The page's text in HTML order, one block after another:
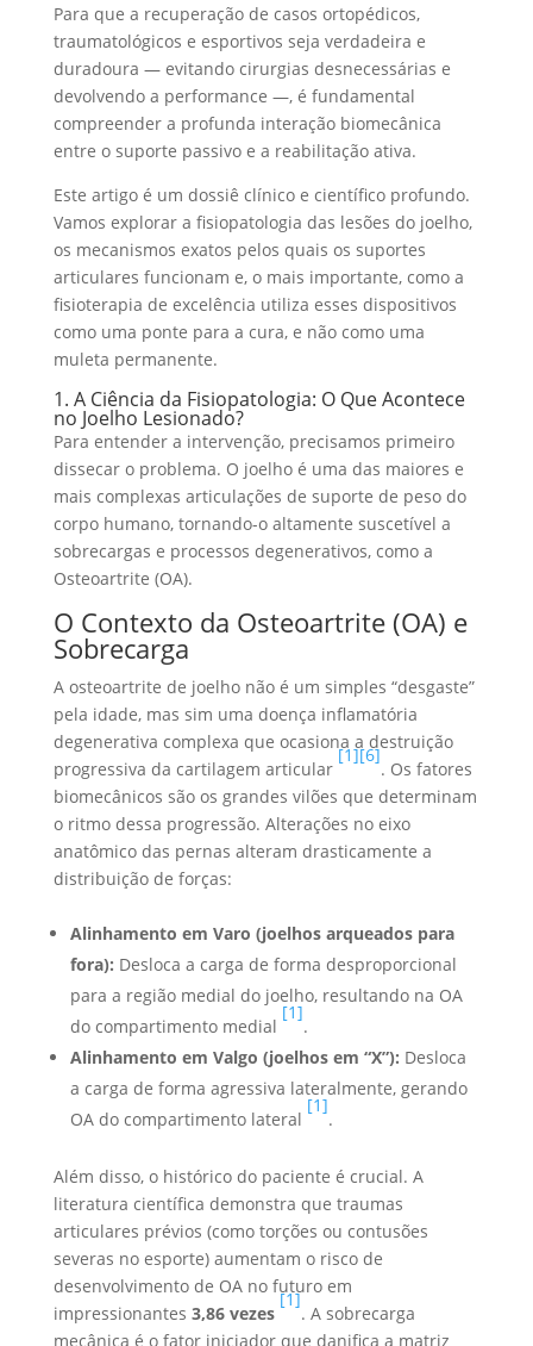
Para que a recuperação de casos ortopédicos,
traumatológicos e esportivos seja verdadeira e
duradoura — evitando cirurgias desnecessárias e
devolvendo a performance —, é fundamental
compreender a profunda interação biomecânica
entre o suporte passivo e a reabilitação ativa.
Este artigo é um dossiê clínico e científico profundo.
Vamos explorar a fisiopatologia das lesões do joelho,
os mecanismos exatos pelos quais os suportes
articulares funcionam e, o mais importante, como a
fisioterapia de excelência utiliza esses dispositivos
como uma ponte para a cura, e não como uma
muleta permanente.
1. A Ciência da Fisiopatologia: O Que Acontece
no Joelho Lesionado?
Para entender a intervenção, precisamos primeiro
dissecar o problema. O joelho é uma das maiores e
mais complexas articulações de suporte de peso do
corpo humano, tornando-o altamente suscetível a
sobrecargas e processos degenerativos, como a
Osteoartrite (OA).
O Contexto da Osteoartrite (OA) e
Sobrecarga
A osteoartrite de joelho não é um simples “desgaste”
pela idade, mas sim uma doença inflamatória
degenerativa complexa que ocasiona a destruição
progressiva da cartilagem articular
[1][6]
. Os fatores
biomecânicos são os grandes vilões que determinam
o ritmo dessa progressão. Alterações no eixo
anatômico das pernas alteram drasticamente a
distribuição de forças:
Alinhamento em Varo (joelhos arqueados para
fora): Desloca a carga de forma desproporcional
para a região medial do joelho, resultando na OA
do compartimento medial
[1]
.
Alinhamento em Valgo (joelhos em “X”): Desloca
a carga de forma agressiva lateralmente, gerando
OA do compartimento lateral
[1]
.
Além disso, o histórico do paciente é crucial. A
literatura científica demonstra que traumas
articulares prévios (como torções ou contusões
severas no esporte) aumentam o risco de
desenvolvimento de OA no futuro em
impressionantes 3,86 vezes
[1]
. A sobrecarga
mecânica é o fator iniciador que danifica a matriz